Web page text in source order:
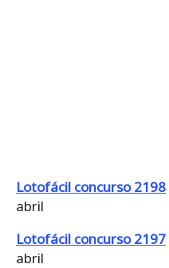
Lotofácil concurso 2198
abril
Lotofácil concurso 2197
abril